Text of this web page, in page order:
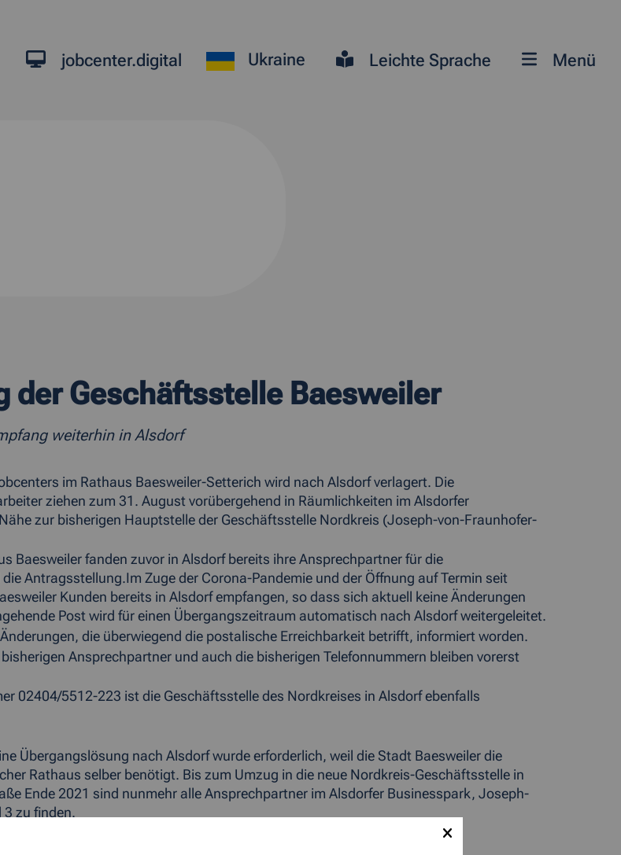
jobcenter.digital Ukraine Leichte Sprache Menü
der Geschäftsstelle Baesweiler
weiterhin in Alsdorf
im Rathaus Baesweiler-Setterich wird nach Alsdorf verlagert. Die
ziehen zum 31. August vorübergehend in Räumlichkeiten im Alsdorfer
zur bisherigen Hauptstelle der Geschäftsstelle Nordkreis (Joseph-von-Fraunhofer-
Baesweiler fanden zuvor in Alsdorf bereits ihre Ansprechpartner für die
Antragsstellung.Im Zuge der Corona-Pandemie und der Öffnung auf Termin seit
Kunden bereits in Alsdorf empfangen, so dass sich aktuell keine Änderungen
Post wird für einen Übergangszeitraum automatisch nach Alsdorf weitergeleitet.
die überwiegend die postalische Erreichbarkeit betrifft, informiert worden.
Ansprechpartner und auch die bisherigen Telefonnummern bleiben vorerst
02404/5512-223 ist die Geschäftsstelle des Nordkreises in Alsdorf ebenfalls
Übergangslösung nach Alsdorf wurde erforderlich, weil die Stadt Baesweiler die
Rathaus selber benötigt. Bis zum Umzug in die neue Nordkreis-Geschäftsstelle in
Ende 2021 sind nunmehr alle Ansprechpartner im Alsdorfer Businesspark, Joseph-
3 zu finden.